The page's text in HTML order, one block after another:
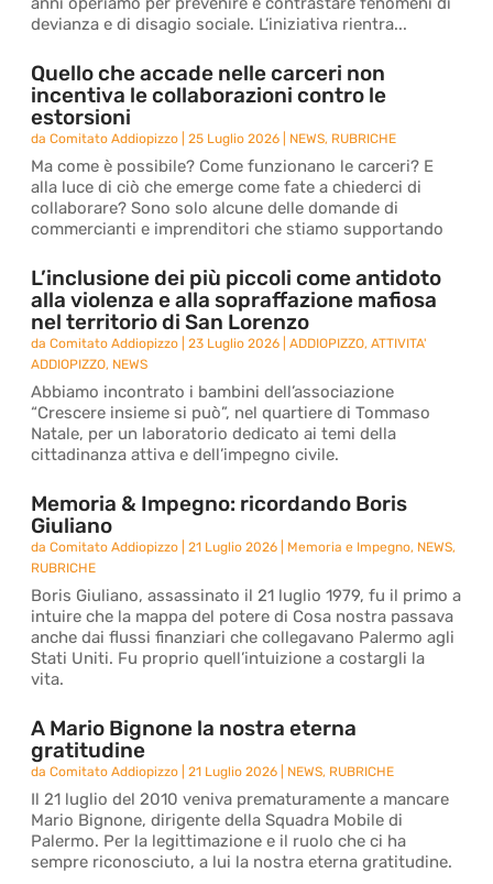
devianza e di disagio sociale. L’iniziativa rientra...
Quello che accade nelle carceri non
incentiva le collaborazioni contro le
estorsioni
daComitato Addiopizzo |25 Luglio 2026 NEWS, RUBRICHE
Ma come è possibile? Come funzionano le carceri? E
alla luce di ciò che emerge come fate a chiederci di
collaborare? Sono solo alcune delle domande di
commercianti e imprenditori che stiamo supportando
L’inclusione dei più piccoli come antidoto
alla violenza e alla sopraffazione mafiosa
nel territorio di San Lorenzo
daComitato Addiopizzo |23 Luglio 2026 |ADDIOPIZZO,ATTIVITA'
ADDIOPIZZO, NEWS
Abbiamo incontrato i bambini dell’associazione
“Crescere insieme si può”, nel quartiere di Tommaso
Natale, per un laboratorio dedicato ai temi della
cittadinanza attiva e dell’impegno civile.
Memoria & Impegno: ricordando Boris
Giuliano
daComitato Addiopizzo |21 Luglio 2026 Memoria e Impegno, NEWS,
RUBRICHE
Boris Giuliano, assassinato il 21 luglio 1979, fu il primo a
intuire che la mappa del potere di Cosa nostra passava
anche dai flussi finanziari che collegavano Palermo agli
Stati Uniti. Fu proprio quell’intuizione a costargli la
vita.
A Mario Bignone la nostra eterna
gratitudine
daComitato Addiopizzo |21 Luglio 2026 NEWS, RUBRICHE
Il 21 luglio del 2010 veniva prematuramente a mancare
Mario Bignone, dirigente della Squadra Mobile di
Palermo. Per la legittimazione e il ruolo che ci ha
sempre riconosciuto, a lui la nostra eterna gratitudine.